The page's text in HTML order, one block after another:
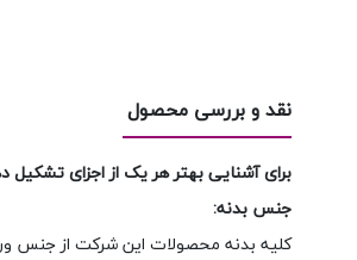
نقد و بررسی محصول
برای آشنایی بهتر هر یک از اجزای تشکیل
جنس بدنه: